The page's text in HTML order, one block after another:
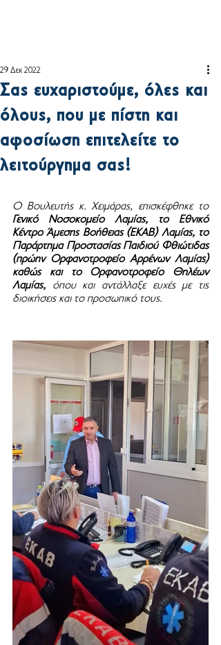
Σας ευχαριστούμε, όλες και
όλους, που με πίστη και
αφοσίωση επιτελείτε το
λειτούργημα σας!
29 Δεκ 2022
Ο Βουλευτής κ. Χειμάρας, επισκέφθηκε το
Γενικό Νοσοκομείο Λαμίας, το Εθνικό
Κέντρο Άμεσης Βοήθειας (ΕKAB) Λαμίας, το
Παράρτημα Προστασίας Παιδιού Φθιώτιδας
(πρώην Ορφανοτροφείο Αρρένων Λαμίας)
καθώς και το Ορφανοτροφείο Θηλέων
Λαμίας, όπου και αντάλλαξε ευχές με τις
διοικήσεις και το προσωπικό τους.